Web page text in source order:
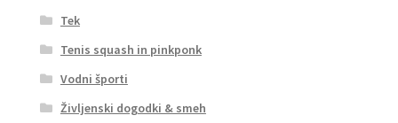
Tek
Tenis squash in pinkponk
Vodni športi
Življenski dogodki & smeh